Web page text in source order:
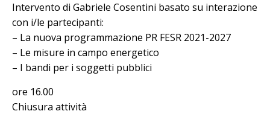
Intervento di Gabriele Cosentini basato su interazione
con i/le partecipanti:
– La nuova programmazione PR FESR 2021-2027
– Le misure in campo energetico
– I bandi per i soggetti pubblici
ore 16.00
Chiusura attività